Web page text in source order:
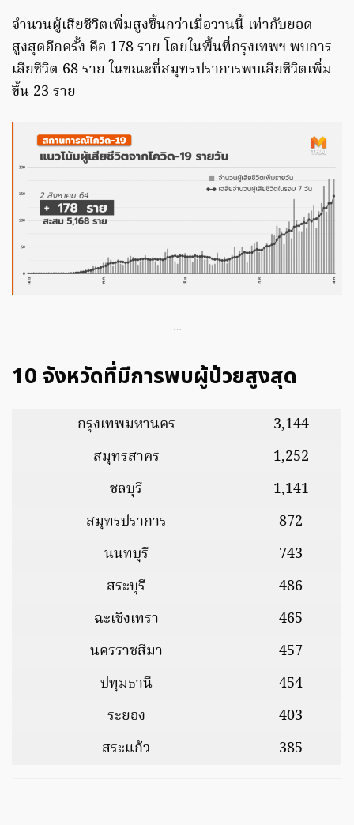
จำนวนผู้เสียชีวิตเพิ่มสูงขึ้นกว่าเมื่อวานนี้ เท่ากับยอด
สูงสุดอีกครั้ง คือ 178 ราย โดยในพื้นที่กรุงเทพฯ พบการ
เสียชีวิต 68 ราย ในขณะที่สมุทรปราการพบเสียชีวิตเพิ่ม
ขึ้น 23 ราย
…
10 จังหวัดที่มีการพบผู้ป่วยสูงสุด
กรุงเทพมหานคร
3,144
สมุทรสาคร
1,252
ชลบุรี
1,141
สมุทรปราการ
872
นนทบุรี
743
สระบุรี
486
ฉะเชิงเทรา
465
นครราชสีมา
457
ปทุมธานี
454
ระยอง
403
สระแก้ว
385